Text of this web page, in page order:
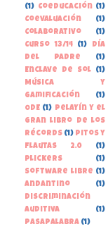
(1) Coeducación (1)
Coevaluación
(1)
Colaborativo
(1)
Curso 13/14
(1)
Día
del Padre
(1)
Enclave de Sol
(1)
Música y
gamificación
(1)
ODE (1)
Pelayín y el
gran libro de los
récords (1) Pitos y
Flautas 2.0
(1)
Plickers
(1)
Software libre (1)
andantino
(1)
discriminación
auditiva
(1)
pasapalabra (1)